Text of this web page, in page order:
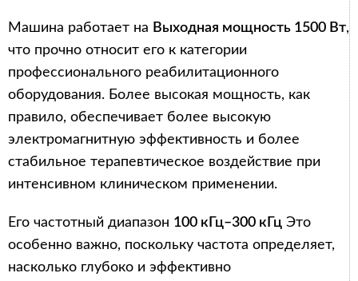
Машина работает на Выходная мощность 1500 Вт,
что прочно относит его к категории
профессионального реабилитационного
оборудования. Более высокая мощность, как
правило, обеспечивает более высокую
электромагнитную эффективность и более
стабильное терапевтическое воздействие при
интенсивном клиническом применении.
Его частотный диапазон 100 кГц–300 кГц Это
особенно важно, поскольку частота определяет,
насколько глубоко и эффективно